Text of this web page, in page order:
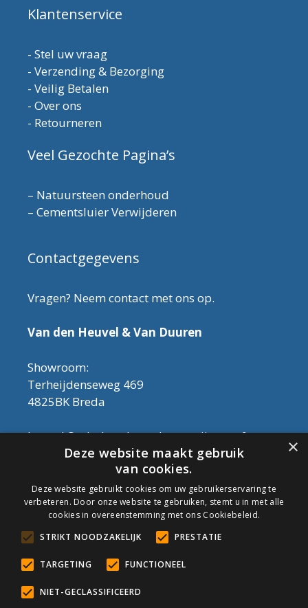
Klantenservice
- Stel uw vraag
- Verzending & Bezorging
- Veilig Betalen
- Over ons
- Retourneren
Veel Gezochte Pagina’s
– Natuursteen onderhoud
– Cementsluier Verwijderen
Contactgegevens
Vragen? Neem contact met ons op.
Van den Heuvel & Van Duuren
Showroom:
Terheijdenseweg 469
4825BK Breda
Let op! Onderhoudsproducten zijn nu af te
halen in de showroom. Er kan alleen met
contant geld betaald worden, dus geen pin.
Tel: 076-3030554
Email: info@onderhoudshop.nl
KVK: 59667419
Algemene Voorwaarden
Copyright © 2019 Onderhoud Shop
×
Deze website maakt gebruik
van cookies.
Deze website gebruikt cookies om uw gebruikerservaring te
verbeteren. Door onze website te gebruiken, stemt u in met alle
cookies in overeenstemming met ons Cookiebeleid.
STRIKT NOODZAKELIJK
PRESTATIE
TARGETING FUNCTIONEEL
NIET-GECLASSIFICEERD